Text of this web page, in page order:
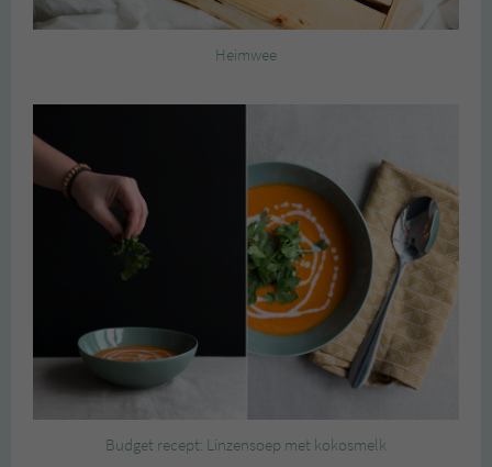
Heimwee
Budget recept: Linzensoep met kokosmelk